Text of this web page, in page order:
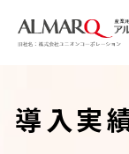
導入実